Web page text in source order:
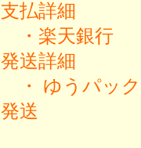
支払詳細
・楽天銀行
発送詳細
・ ゆうパッ
発送